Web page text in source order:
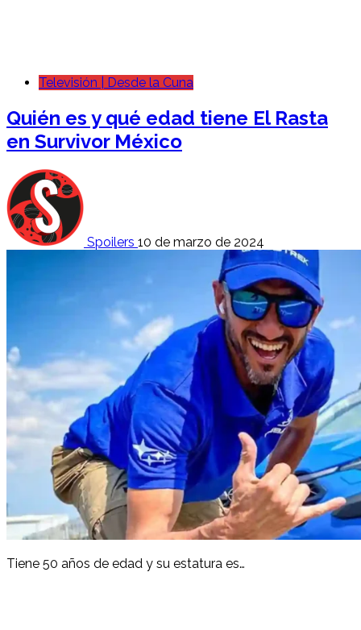
Televisión | Desde la Cuna
Quién es y qué edad tiene El Rasta
en Survivor México
Spoilers 10 de marzo de 2024
Tiene 50 años de edad y su estatura es…